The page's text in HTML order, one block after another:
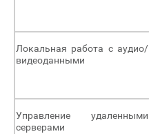
Локальная работа с аудио/
видеоданными
Управление удаленными
серверами